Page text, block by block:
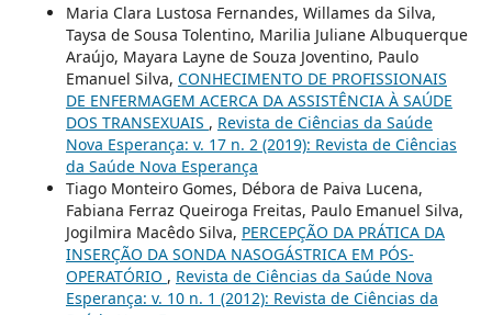
Maria Clara Lustosa Fernandes, Willames da Silva,
Taysa de Sousa Tolentino, Marilia Juliane Albuquerque
Araújo, Mayara Layne de Souza Joventino, Paulo
Emanuel Silva, CONHECIMENTO DE PROFISSIONAIS
DE ENFERMAGEM ACERCA DA ASSISTÊNCIA À SAÚDE
DOS TRANSEXUAIS , Revista de Ciências da Saúde
Nova Esperança: v. 17 n. 2 (2019): Revista de Ciências
da Saúde Nova Esperança
Tiago Monteiro Gomes, Débora de Paiva Lucena,
Fabiana Ferraz Queiroga Freitas, Paulo Emanuel Silva,
Jogilmira Macêdo Silva, PERCEPÇÃO DA PRÁTICA DA
INSERÇÃO DA SONDA NASOGÁSTRICA EM PÓS-
OPERATÓRIO , Revista de Ciências da Saúde Nova
Esperança: v. 10 n. 1 (2012): Revista de Ciências da